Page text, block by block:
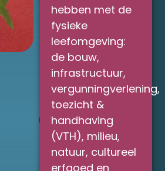
hebben met de
fysieke
leefomgeving:
de bouw,
infrastructuur,
vergunningverlening,
toezicht &
handhaving
(VTH), milieu,
natuur, cultureel
erfgoed en